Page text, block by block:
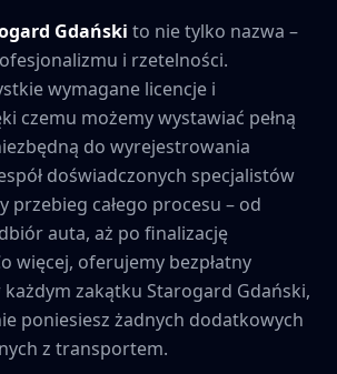
Gdański to nie tylko nazwa –
i rzetelności.
wymagane licencje i
czemu możemy wystawiać pełną
do wyrejestrowania
doświadczonych specjalistów
przebieg całego procesu – od
auta, aż po finalizację
więcej, oferujemy bezpłatny
zakątku Starogard Gdański,
poniesiesz żadnych dodatkowych
z transportem.